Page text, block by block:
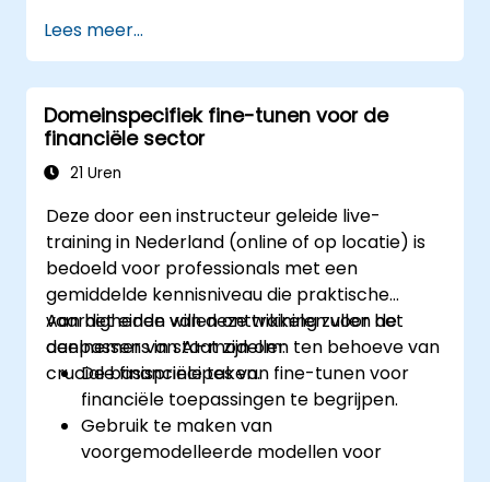
om zo het proces van reinforcement
learning te sturen.
Grote taalmodellen af te stemmen met
behulp van RLHF-technieken, zodat de
uitkomsten beter aansluiten bij menselijke
voorkeuren.
opschalen van RLHF-werkstromen voor
productieklaar AI-systemen.
Lees meer...
Domeinspecifiek fine-tunen voor de
financiële sector
21 Uren
Deze door een instructeur geleide live-
training in Nederland (online of op locatie) is
bedoeld voor professionals met een
gemiddelde kennisniveau die praktische
vaardigheden willen ontwikkelen voor het
aanpassen van AI-modellen ten behoeve van
cruciale financiële taken.
Aan het einde van deze training zullen de
deelnemers in staat zijn om:
De basisprincipes van fine-tunen voor
financiële toepassingen te begrijpen.
Gebruik te maken van
voorgemodelleerde modellen voor